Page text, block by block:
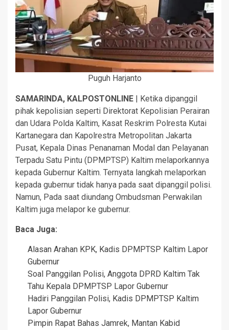
Puguh Harjanto
SAMARINDA, KALPOSTONLINE | Ketika dipanggil
pihak kepolisian seperti Direktorat Kepolisian Perairan
dan Udara Polda Kaltim, Kasat Reskrim Polresta Kutai
Kartanegara dan Kapolrestra Metropolitan Jakarta
Pusat, Kepala Dinas Penanaman Modal dan Pelayanan
Terpadu Satu Pintu (DPMPTSP) Kaltim melaporkannya
kepada Gubernur Kaltim. Ternyata langkah melaporkan
kepada gubernur tidak hanya pada saat dipanggil polisi.
Namun, Pada saat diundang Ombudsman Perwakilan
Kaltim juga melapor ke gubernur.
Baca Juga:
Alasan Arahan KPK, Kadis DPMPTSP Kaltim Lapor
Gubernur
Soal Panggilan Polisi, Anggota DPRD Kaltim Tak
Tahu Kepala DPMPTSP Lapor Gubernur
Hadiri Panggilan Polisi, Kadis DPMPTSP Kaltim
Lapor Gubernur
Pimpin Rapat Bahas Jamrek, Mantan Kabid